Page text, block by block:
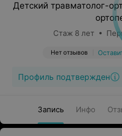
Детский травматолог-
Стаж 8 лет •
Нет отзывов
Профиль подтвержден
Запись Инфо